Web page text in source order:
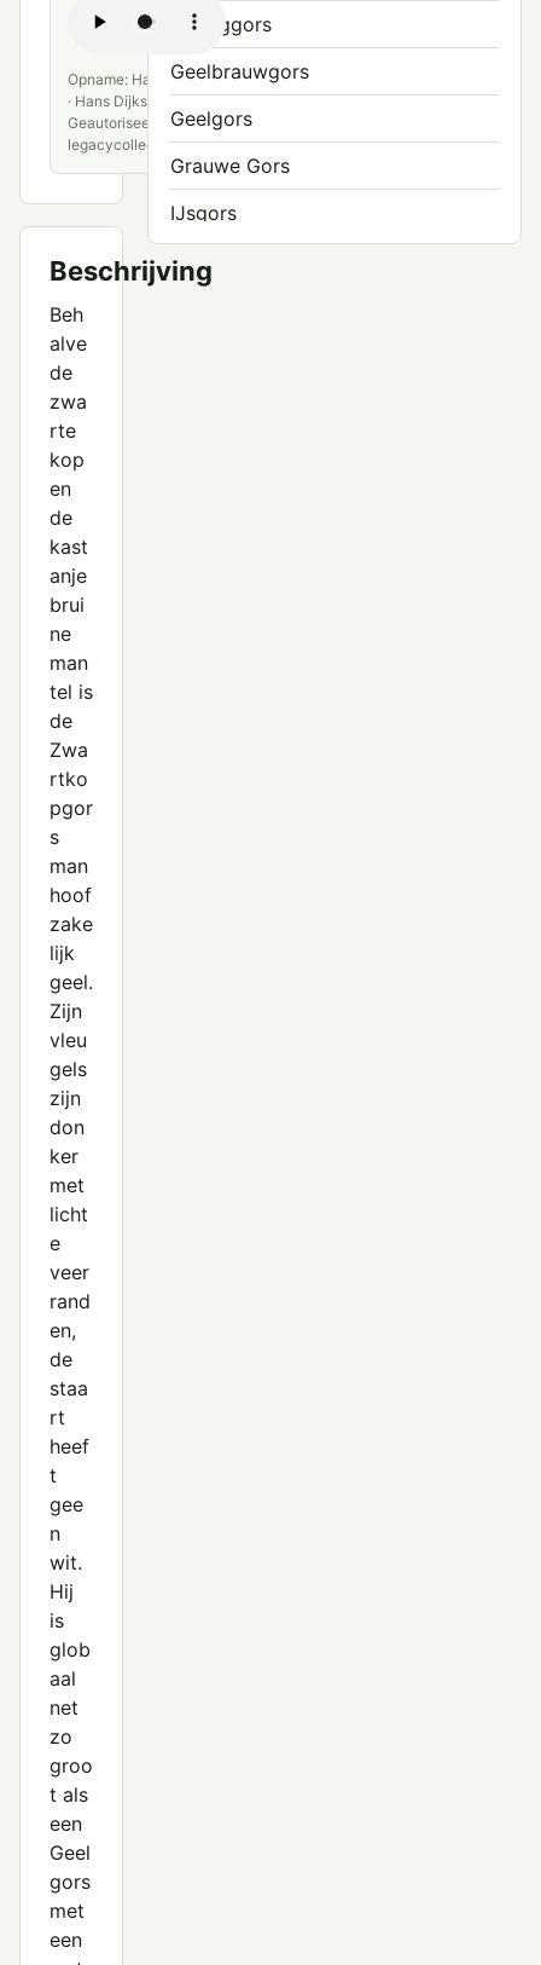
Opname: Hans Dijkstra
· Hans Dijkstra ·
Geautoriseerde
legacycollectie
Beschrijving
Beh
alve
de
zwa
rte
kop
en
de
kast
anje
brui
ne
man
tel is
de
Zwa
rtko
pgor
s
man
hoof
zake
lijk
geel.
Zijn
vleu
gels
zijn
don
ker
met
licht
e
veer
rand
en,
de
staa
rt
heef
t
gee
n
wit.
Hij
is
glob
aal
net
zo
groo
t als
een
Geel
gors
met
een
Dwerggors
Geelbrauwgors
Geelgors
Grauwe Gors
IJsgors
Ortolaan